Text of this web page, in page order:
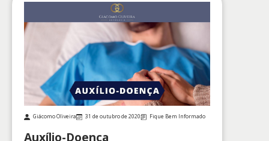
Giácomo Oliveira 31 de outubro de 2020 Fique Bem Informado
Auxílio-Doença